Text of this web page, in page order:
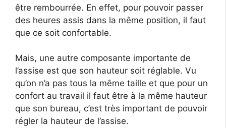
être rembourrée. En effet, pour pouvoir passer
des heures assis dans la même position, il faut
que ce soit confortable.
Mais, une autre composante importante de
l’assise est que son hauteur soit réglable. Vu
qu’on n’a pas tous la même taille et que pour un
confort au travail il faut être à la même hauteur
que son bureau, c’est très important de pouvoir
régler la hauteur de l’assise.